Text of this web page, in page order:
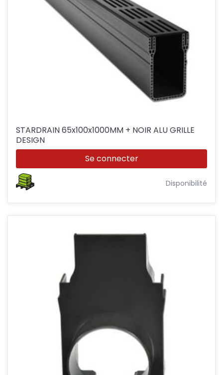
STARDRAIN 65x100x1000MM + NOIR ALU GRILLE
DESIGN
Se connecter
Disponibilité